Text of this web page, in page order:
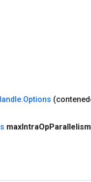
.Options
maxIntraOpParallelism